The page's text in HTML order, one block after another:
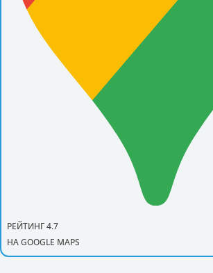
РЕЙТИНГ 4.7
НА GOOGLE MAPS